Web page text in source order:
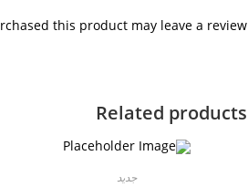
this product may leave a review.
Related products
جديد